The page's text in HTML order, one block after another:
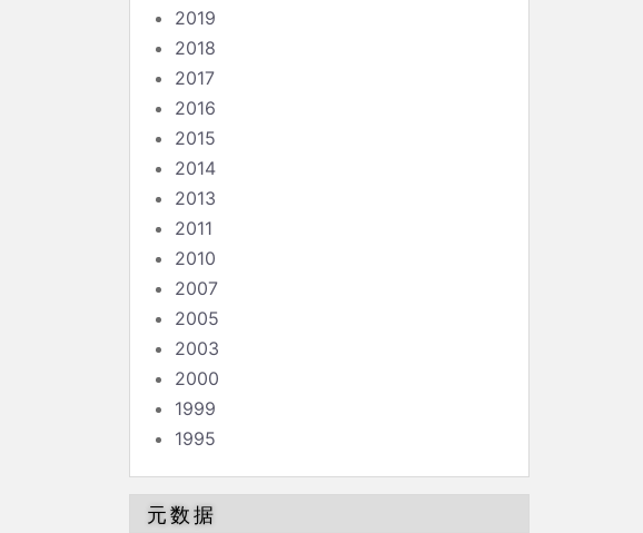
2019
2018
2017
2016
2015
2014
2013
2011
2010
2007
2005
2003
2000
1999
1995
元数据